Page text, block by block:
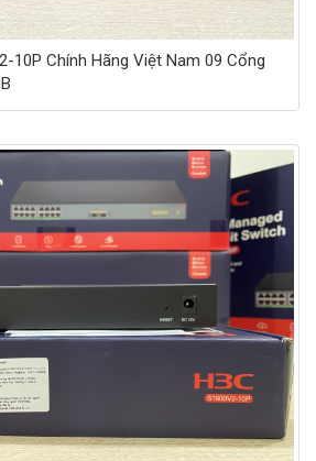
10P Chính Hãng Việt Nam 09 Cổng